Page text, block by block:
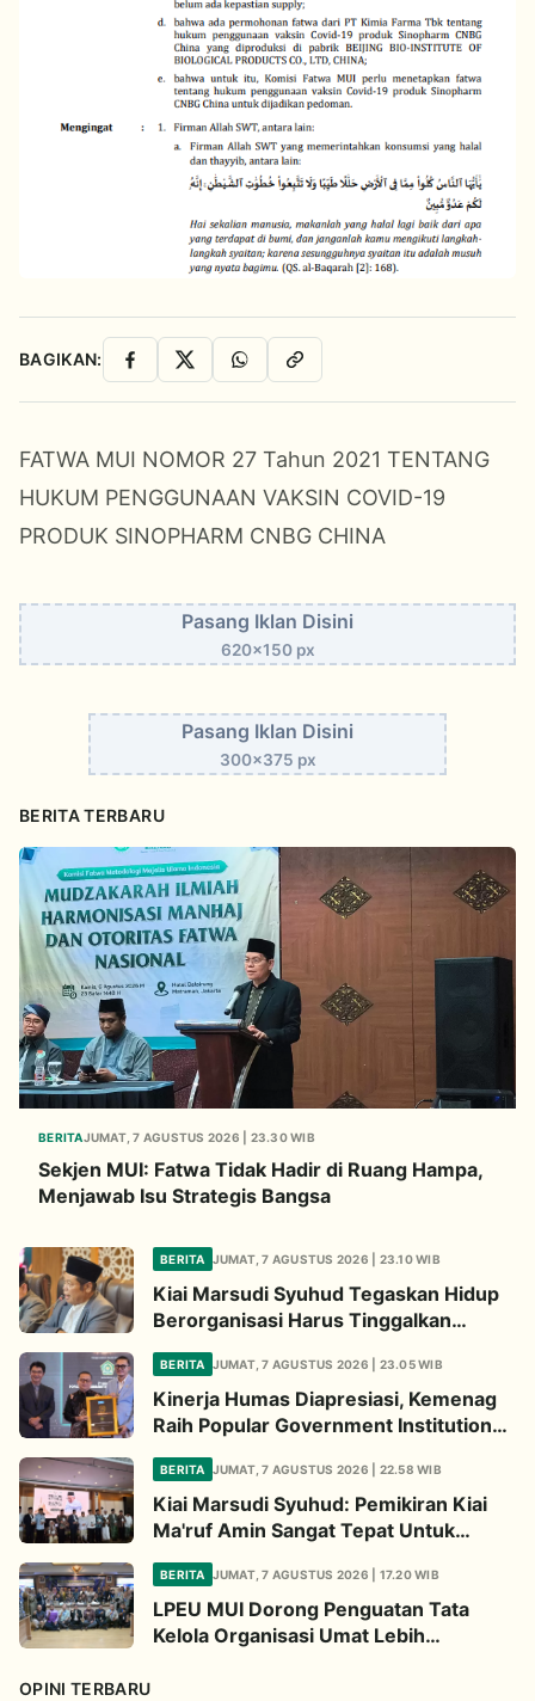
BAGIKAN: Facebook
X WhatsAppSalin Link
FATWA MUI NOMOR 27 Tahun 2021 TENTANG
HUKUM PENGGUNAAN VAKSIN COVID-19
PRODUK SINOPHARM CNBG CHINA
Pasang Iklan Disini
620x150 px
Pasang Iklan Disini
300x375 px
BERITA TERBARU
BERITAJUMAT, 7 AGUSTUS 2026 | 23.30 WIB
Sekjen MUI: Fatwa Tidak Hadir di Ruang Hampa,
Menjawab Isu Strategis Bangsa
BERITA JUMAT, 7 AGUSTUS 2026 | 23.10 WIB
Kiai Marsudi Syuhud Tegaskan Hidup
Berorganisasi Harus Tinggalkan
BERITA JUMAT, 7 AGUSTUS 2026 | 23.05 WIB
Kinerja Humas Diapresiasi, Kemenag
Raih Popular Government Institutions
BERITA JUMAT, 7 AGUSTUS 2026 | 22.58 WIB
Kiai Marsudi Syuhud: Pemikiran Kiai
Ma'ruf Amin Sangat Tepat Untuk
BERITA JUMAT, 7 AGUSTUS 2026 | 17.20 WIB
LPEU MUI Dorong Penguatan Tata
Kelola Organisasi Umat Lebih
OPINI TERBARU